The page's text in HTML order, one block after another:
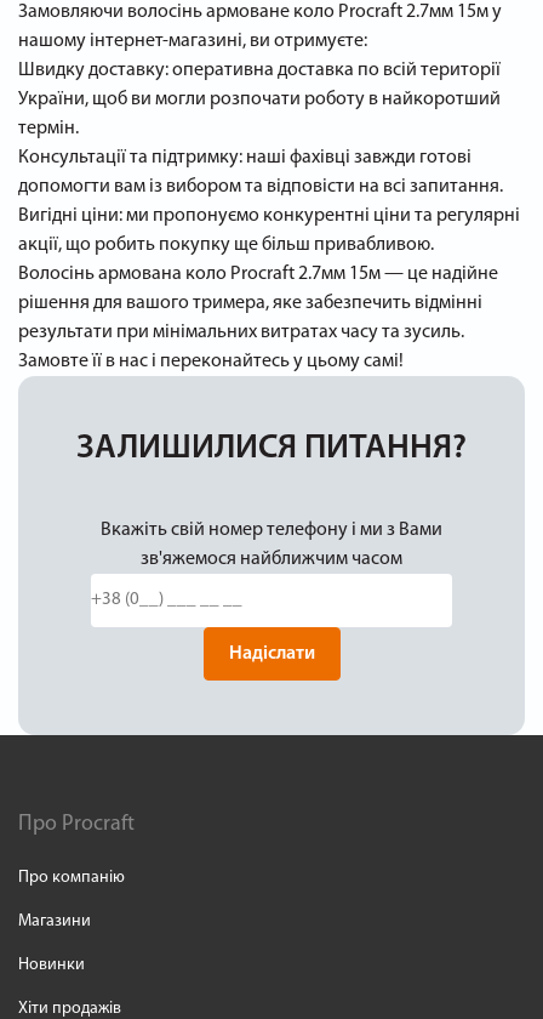
Замовляючи волосінь армоване коло Procraft 2.7мм 15м у
нашому інтернет-магазині, ви отримуєте:
Швидку доставку: оперативна доставка по всій території
України, щоб ви могли розпочати роботу в найкоротший
термін.
Консультації та підтримку: наші фахівці завжди готові
допомогти вам із вибором та відповісти на всі запитання.
Вигідні ціни: ми пропонуємо конкурентні ціни та регулярні
акції, що робить покупку ще більш привабливою.
Волосінь армована коло Procraft 2.7мм 15м — це надійне
рішення для вашого тримера, яке забезпечить відмінні
результати при мінімальних витратах часу та зусиль.
Замовте її в нас і переконайтесь у цьому самі!
ЗАЛИШИЛИСЯ ПИТАННЯ?
Вкажіть свій номер телефону і ми з Вами
зв'яжемося найближчим часом
Надіслати
Про Procraft
Про компанію
Магазини
Новинки
Хіти продажів